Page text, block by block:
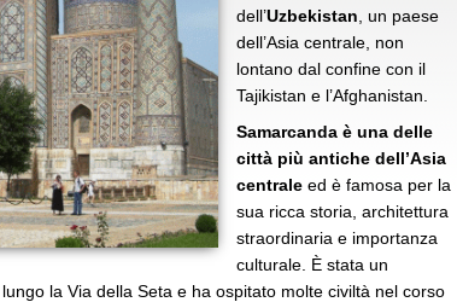
dell’Uzbekistan , un paese
dell’Asia centrale, non
lontano dal confine con il
Tajikistan e l’Afghanistan.
Samarcanda è una delle
città più antiche dell’Asia
centrale ed è famosa per la
sua ricca storia, architettura
straordinaria e importanza
culturale. È stata un
la Via della Seta e ha ospitato molte civiltà nel corso